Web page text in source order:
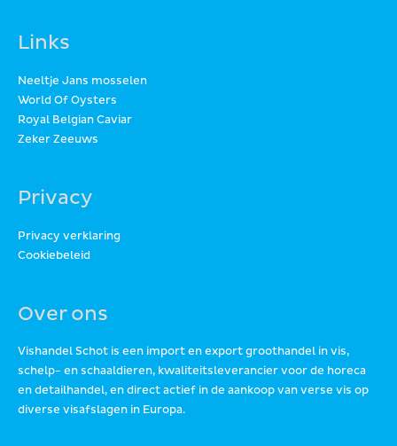
Links
Neeltje Jans mosselen
World Of Oysters
Royal Belgian Caviar
Zeker Zeeuws
Privacy
Privacy verklaring
Cookiebeleid
Over ons
Vishandel Schot is een import en export groothandel in vis,
schelp- en schaaldieren, kwaliteitsleverancier voor de horeca
en detailhandel, en direct actief in de aankoop van verse vis op
diverse visafslagen in Europa.